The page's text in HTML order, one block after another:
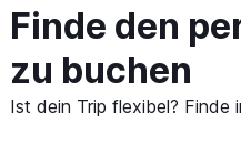
Finde den
zu buchen
Ist dein Trip flexibel? Finde